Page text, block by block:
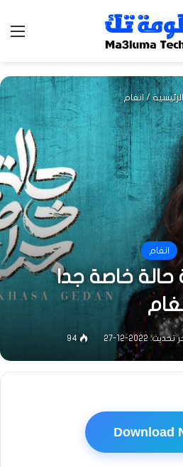
/ انغام
انغام
حالة خاصة جدا
تحديث: 2022-12-27 94
Download